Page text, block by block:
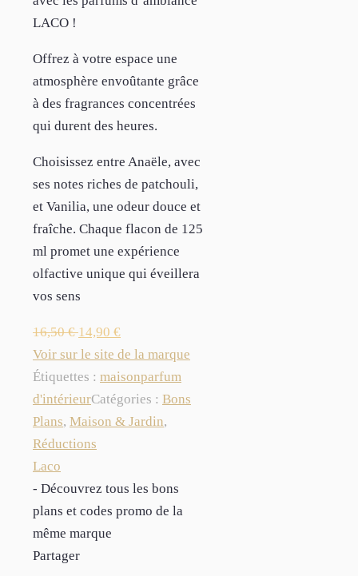
LACO !
Offrez à votre espace une
atmosphère envoûtante grâce
à des fragrances concentrées
qui durent des heures.
Choisissez entre Anaële, avec
ses notes riches de patchouli,
et Vanilia, une odeur douce et
fraîche. Chaque flacon de 125
ml promet une expérience
olfactive unique qui éveillera
vos sens
16,50€ 14,90 €
Voir sur le site de la marque
Étiquettes : maisonparfum
d'intérieurCatégories : Bons
Plans, Maison & Jardin,
Réductions
Laco
- Découvrez tous les bons
plans et codes promo de la
même marque
Partager